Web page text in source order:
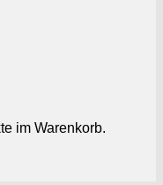
im Warenkorb.